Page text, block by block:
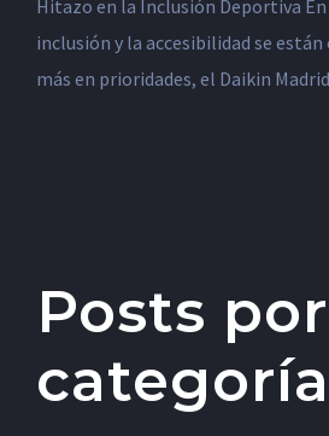
Hitazo en la Inclusión Deportiva
inclusión y la accesibilidad se
más en prioridades, el Daikin Madrid
Posts por
categoría